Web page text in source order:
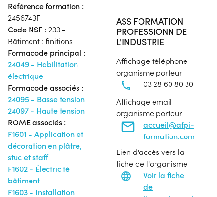
Référence formation :
2456743F
Code NSF : 233 -
Bâtiment : finitions
Formacode principal :
24049 - Habilitation
électrique
Formacode associés :
24095 - Basse tension
24097 - Haute tension
ROME associés :
F1601 - Application et
décoration en plâtre,
stuc et staff
F1602 - Électricité
bâtiment
F1603 - Installation
ASS FORMATION
PROFESSIONN DE
L'INDUSTRIE
Affichage téléphone
organisme porteur
03 28 60 80 30
Affichage email
organisme porteur
accueil@afpi-
formation.com
Lien d'accès vers la
fiche de l'organisme
Voir la fiche
de